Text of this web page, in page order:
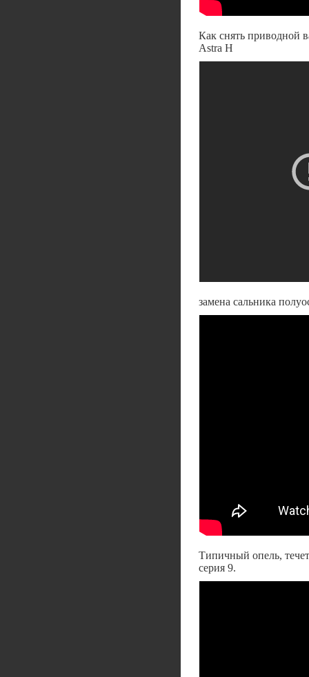
Как снять приводной
Astra H
замена сальника
Типичный опель,
серия 9.